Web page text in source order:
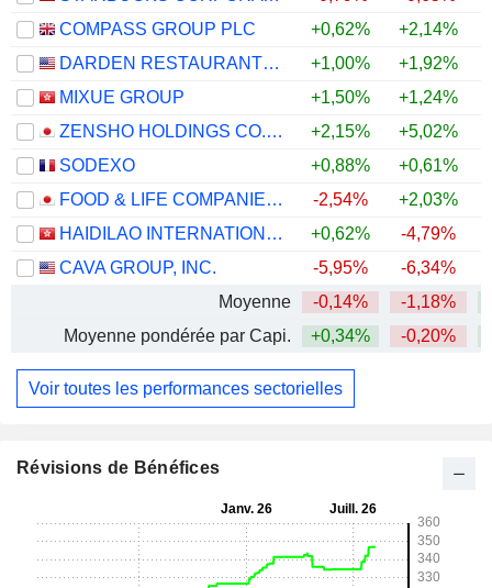
COMPASS GROUP PLC
+0,62% +2,14%
DARDEN RESTAURANTS, INC.
+1,00% +1,92%
MIXUE GROUP
+1,50% +1,24%
ZENSHO HOLDINGS CO., LTD.
+2,15% +5,02%
SODEXO
+0,88% +0,61%
FOOD & LIFE COMPANIES LTD.
-2,54% +2,03%
HAIDILAO INTERNATIONAL HOLDING LTD.
+0,62% -4,79%
CAVA GROUP, INC.
-5,95% -6,34%
Moyenne
-0,14% -1,18%
Moyenne pondérée par Capi.
+0,34% -0,20%
Voir toutes les performances sectorielles
Révisions de Bénéfices